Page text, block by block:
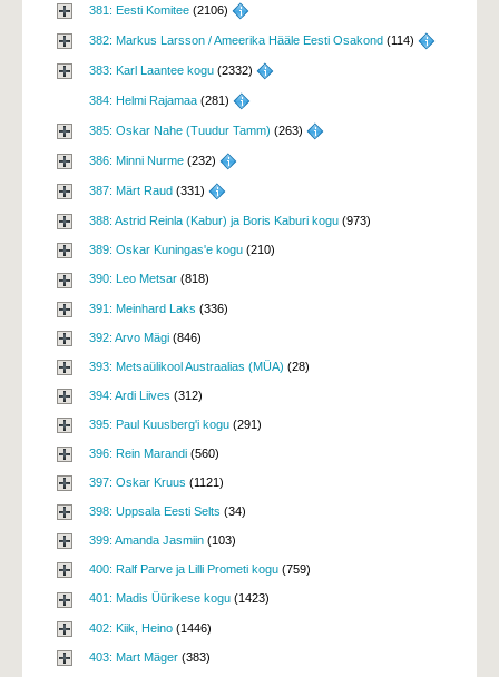
381: Eesti Komitee (2106)
382: Markus Larsson / Ameerika Hääle Eesti Osakond (114)
383: Karl Laantee kogu (2332)
384: Helmi Rajamaa (281)
385: Oskar Nahe (Tuudur Tamm) (263)
386: Minni Nurme (232)
387: Märt Raud (331)
388: Astrid Reinla (Kabur) ja Boris Kaburi kogu (973)
389: Oskar Kuningas'e kogu (210)
390: Leo Metsar (818)
391: Meinhard Laks (336)
392: Arvo Mägi (846)
393: Metsaülikool Austraalias (MÜA) (28)
394: Ardi Liives (312)
395: Paul Kuusberg'i kogu (291)
396: Rein Marandi (560)
397: Oskar Kruus (1121)
398: Uppsala Eesti Selts (34)
399: Amanda Jasmiin (103)
400: Ralf Parve ja Lilli Prometi kogu (759)
401: Madis Üürikese kogu (1423)
402: Kiik, Heino (1446)
403: Mart Mäger (383)